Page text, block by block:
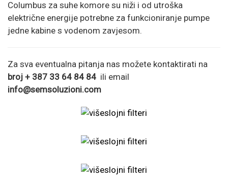
Columbus za suhe komore su niži i od utroška
električne energije potrebne za funkcioniranje pumpe
jedne kabine s vodenom zavjesom.
Za sva eventualna pitanja nas možete kontaktirati na
broj + 387 33 64 84 84 ili email
info@semsoluzioni.com